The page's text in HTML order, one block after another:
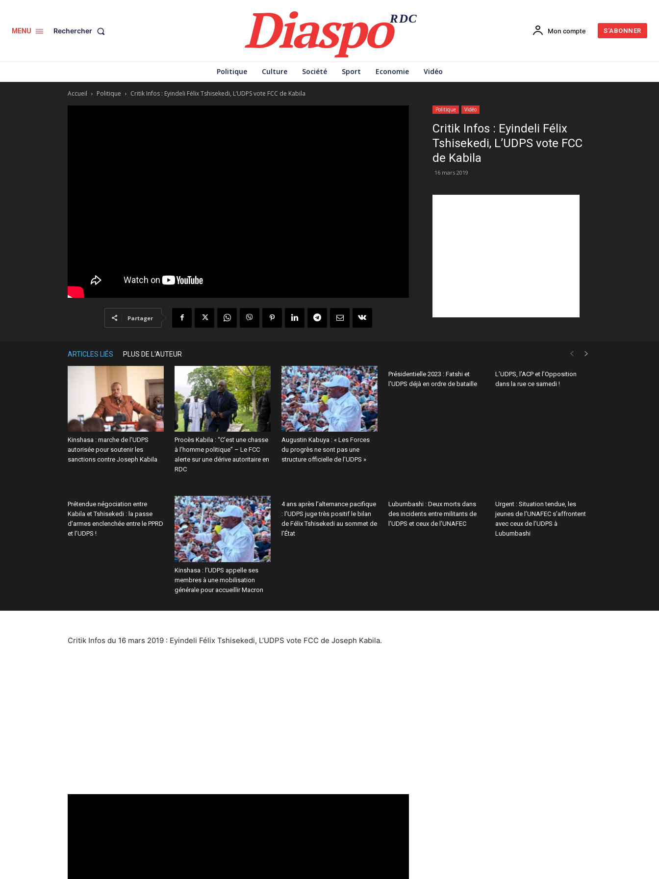
MENU Rechercher DiaspoRDC
Mon compte S'ABONNER
Politique Culture Société Sport Economie Vidéo
Accueil Politique Critik Infos : Eyindeli Félix Tshisekedi, L’UDPS vote FCC de Kabila
Politique Vidéo
Critik Infos : Eyindeli Félix
Tshisekedi, L’UDPS vote FCC
de Kabila
16 mars 2019
Partager
ARTICLES LIÉS PLUS DE L'AUTEUR
Kinshasa : marche de l’UDPS
autorisée pour soutenir les
sanctions contre Joseph Kabila
Procès Kabila : “C’est une chasse
à l’homme politique” – Le FCC
alerte sur une dérive autoritaire en
RDC
Augustin Kabuya : « Les Forces
du progrès ne sont pas une
structure officielle de l’UDPS »
Présidentielle 2023 : Fatshi et
l’UDPS déjà en ordre de bataille
L’UDPS, l’ACP et l’Opposition
dans la rue ce samedi !
Prétendue négociation entre
Kabila et Tshisekedi : la passe
d’armes enclenchée entre le PPRD
et l’UDPS !
Kinshasa : l’UDPS appelle ses
membres à une mobilisation
générale pour accueillir Macron
4 ans après l’alternance pacifique
: l’UDPS juge très positif le bilan
de Félix Tshisekedi au sommet de
l’État
Lubumbashi : Deux morts dans
des incidents entre militants de
l’UDPS et ceux de l’UNAFEC
Urgent : Situation tendue, les
jeunes de l’UNAFEC s’affrontent
avec ceux de l’UDPS à
Lubumbashi
Critik Infos du 16 mars 2019 : Eyindeli Félix Tshisekedi, L’UDPS vote FCC de Joseph Kabila.